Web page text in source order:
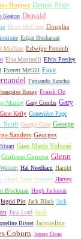
Hopper Dennis Price
Keaton Donald
Doug McClure Douglas
Edgar Buchanan
Mulhare Edwige Fenech
Elsa Martinelli Elvis Presley
Everett McGill Faye
Fernando Sancho
Rosay Frank Oz
Morlay Gary Combs Gary
Gene Kelly Geneviève Page
Scott George Cole George
Sanders Georges
Gian Maria Volonté
Giuliano Gemma Glenn
Hal Needham Harold
Harry Dean Stanton Harvey
Blackman Hugh Jackman
Ingrid Pitt Jack Black Jack
Jack Lord Jack
Bisset Jacqueline
Coburn James Dean